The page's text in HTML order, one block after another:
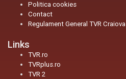
Politica cookies
Contact
Regulament General TVR Craiova
Links
TVR.ro
TVRplus.ro
TVR 2